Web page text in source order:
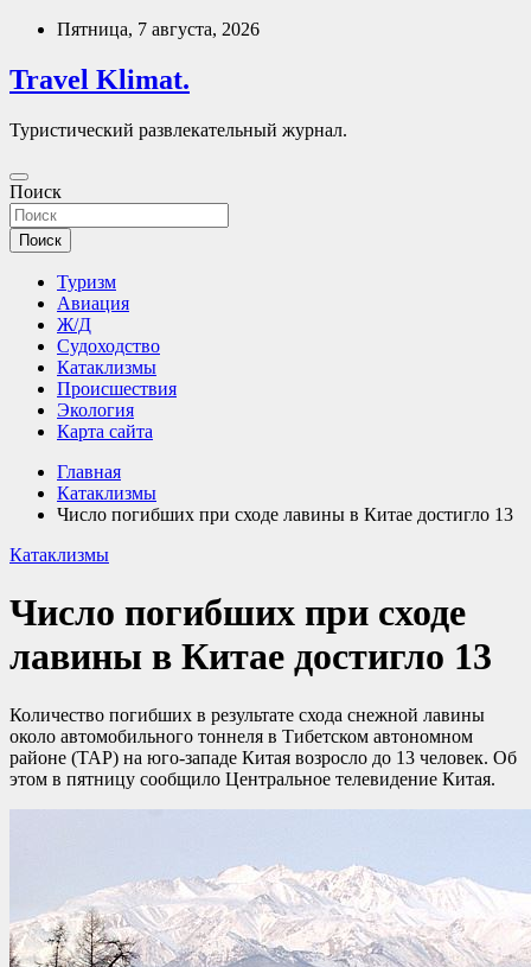
Перейти
содержимому
Пятница, 7 августа, 2026
Travel Klimat.
Туристический развлекательный журнал.
Поиск
Поиск
Туризм
Авиация
Ж/Д
Судоходство
Катаклизмы
Происшествия
Экология
Карта сайта
Главная
Катаклизмы
Число погибших при сходе лавины в Китае достигло 13
Катаклизмы
Число погибших при сходе
лавины в Китае достигло 13
Количество погибших в результате схода снежной лавины
около автомобильного тоннеля в Тибетском автономном
районе (ТАР) на юго-западе Китая возросло до 13 человек. Об
этом в пятницу сообщило Центральное телевидение Китая.